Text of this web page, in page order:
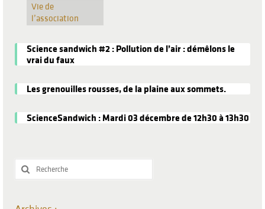
Vie de
l’association
Science sandwich #2 : Pollution de l’air : démêlons le
vrai du faux
Les grenouilles rousses, de la plaine aux sommets.
ScienceSandwich : Mardi 03 décembre de 12h30 à 13h30
Rechercher